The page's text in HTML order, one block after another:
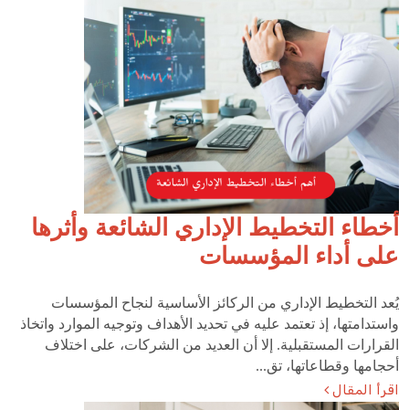
أخطاء التخطيط الإداري الشائعة وأثرها
على أداء المؤسسات
يُعد التخطيط الإداري من الركائز الأساسية لنجاح المؤسسات
واستدامتها، إذ تعتمد عليه في تحديد الأهداف وتوجيه الموارد واتخاذ
القرارات المستقبلية. إلا أن العديد من الشركات، على اختلاف
أحجامها وقطاعاتها، تق...
اقرأ المقال